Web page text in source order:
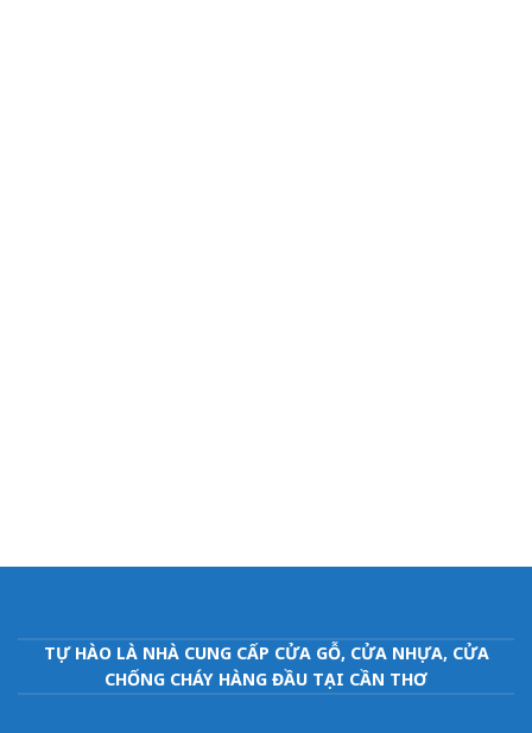
TỰ HÀO LÀ NHÀ CUNG CẤP CỬA GỖ, CỬA NHỰA, CỬA
CHỐNG CHÁY HÀNG ĐẦU TẠI CẦN THƠ